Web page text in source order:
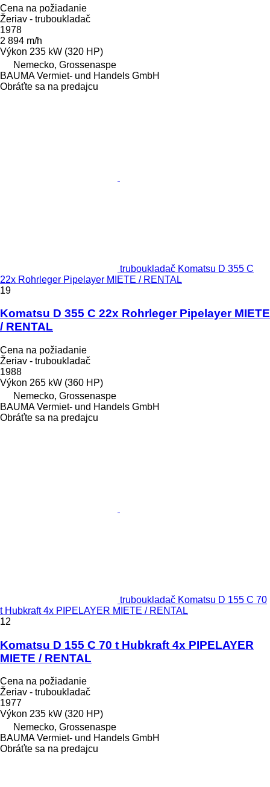
Cena na požiadanie
Žeriav - truboukladač
1978
2 894 m/h
Výkon 235 kW (320 HP)
Nemecko, Grossenaspe
BAUMA Vermiet- und Handels GmbH
Obráťte sa na predajcu
truboukladač Komatsu D 355 C
22x Rohrleger Pipelayer MIETE / RENTAL
19
Komatsu D 355 C 22x Rohrleger Pipelayer MIETE
/ RENTAL
Cena na požiadanie
Žeriav - truboukladač
1988
Výkon 265 kW (360 HP)
Nemecko, Grossenaspe
BAUMA Vermiet- und Handels GmbH
Obráťte sa na predajcu
truboukladač Komatsu D 155 C 70
t Hubkraft 4x PIPELAYER MIETE / RENTAL
12
Komatsu D 155 C 70 t Hubkraft 4x PIPELAYER
MIETE / RENTAL
Cena na požiadanie
Žeriav - truboukladač
1977
Výkon 235 kW (320 HP)
Nemecko, Grossenaspe
BAUMA Vermiet- und Handels GmbH
Obráťte sa na predajcu